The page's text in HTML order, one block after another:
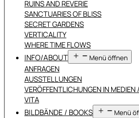
RUINS AND REVERIE
SANCTUARIES OF BLISS
SECRET GARDENS
VERTICALITY
WHERE TIME FLOWS
INFO/ABOUT Menü öffnen
ANFRAGEN
AUSSTELLUNGEN
VERÖFFENTLICHUNGEN IN MEDIEN
VITA
BILDBÄNDE / BOOKS Menü